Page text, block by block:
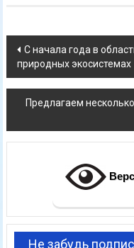
Навигация
по
записям
С начала года в
природных экосистемах
Предлагаем
Не забудь